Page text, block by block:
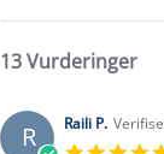
13 Vurderinger
R Raili P.